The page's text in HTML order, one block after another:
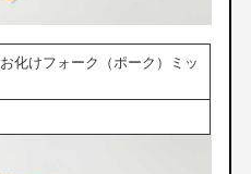
化けフォーク（ポーク）ミッ